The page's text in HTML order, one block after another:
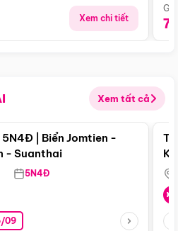
Xem chi tiết
Xem tất cả
Điểm nổi bật
5N4Đ | Biển Jomtien -
- Suanthai
5N4Đ
09